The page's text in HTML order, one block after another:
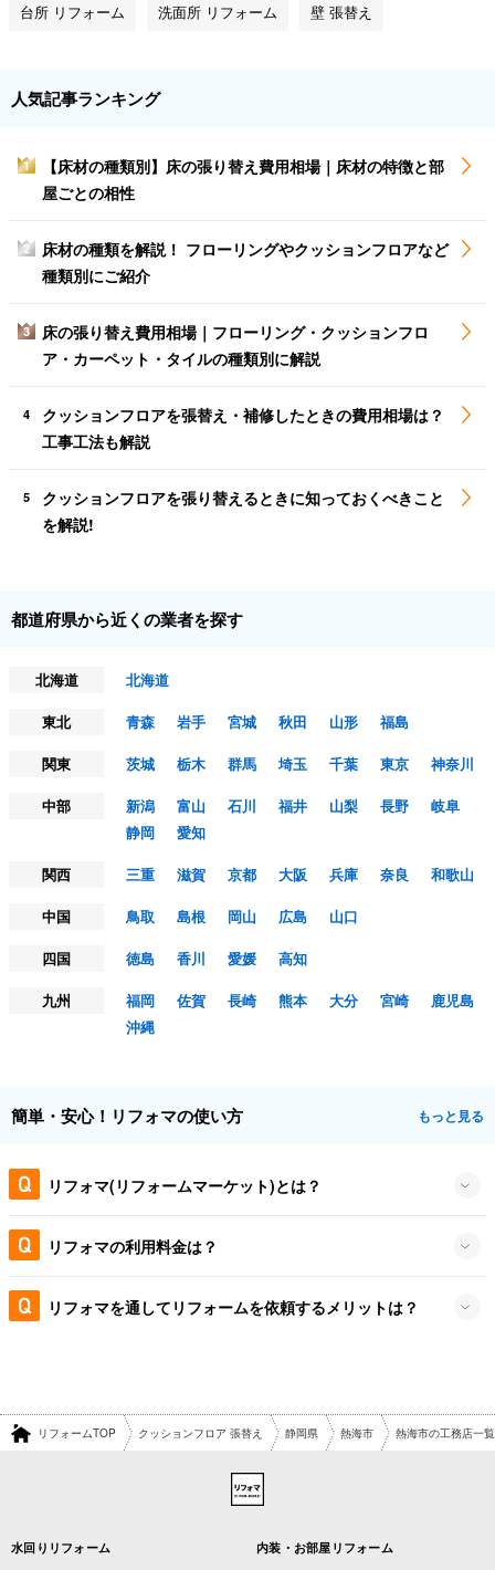
台所 リフォーム 洗面所 リフォーム 壁 張替え
人気記事ランキング
1
【床材の種類別】床の張り替え費用相場｜床材の特徴と部
屋ごとの相性
2
床材の種類を解説！ フローリングやクッションフロアなど
種類別にご紹介
3
床の張り替え費用相場｜フローリング・クッションフロ
ア・カーペット・タイルの種類別に解説
4
クッションフロアを張替え・補修したときの費用相場は？
工事工法も解説
5
クッションフロアを張り替えるときに知っておくべきこと
を解説!
都道府県から近くの業者を探す
北海道
北海道
東北
青森 岩手 宮城 秋田 山形
福島
関東
茨城 栃木 群馬 埼玉 千葉 東京
神奈川
中部
新潟 富山 石川 福井 山梨 長野
岐阜
静岡
愛知
関西
三重 滋賀 京都 大阪 兵庫 奈良
和歌山
中国
鳥取 島根 岡山 広島
山口
四国
徳島 香川 愛媛
高知
九州
福岡 佐賀 長崎 熊本 大分 宮崎
鹿児島
沖縄
簡単・安心！リフォマの使い方 もっと見る
リフォマ(リフォームマーケット)とは？
リフォマの利用料金は？
リフォマを通してリフォームを依頼するメリットは？
リフォームTOP クッションフロア 張替え 静岡県 熱海市 熱海市の工務店一覧
水回りリフォーム 内装・お部屋リフォーム